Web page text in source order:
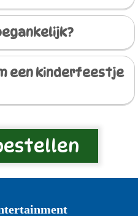
een kinderfeestje